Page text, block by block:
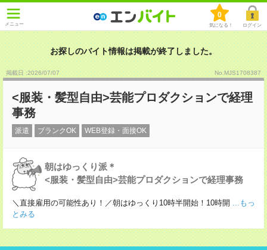
メニュー
0
気になる！ ログイン
お探しのバイト情報は掲載が終了しました。
掲載日 :2026/07/07 No.MJS1708387
<服装・髪型自由>芸能プロダクションで経理
事務
派遣 ブランクOK WEB登録・面接OK
朝はゆっくり派＊
<服装・髪型自由>芸能プロダクションで経理事務
＼直接雇用の可能性あり！／朝はゆっくり10時半開始！10時開 ...もっ
とみる